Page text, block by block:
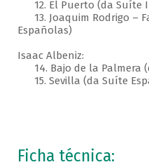
12. El Puerto (da Suíte
13. Joaquim Rodrigo –
Españolas)
Isaac Albeniz:
14. Bajo de la Palmera
15. Sevilla (da Suíte
Ficha técnica: